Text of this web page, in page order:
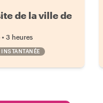
de la ville de
•3 heures